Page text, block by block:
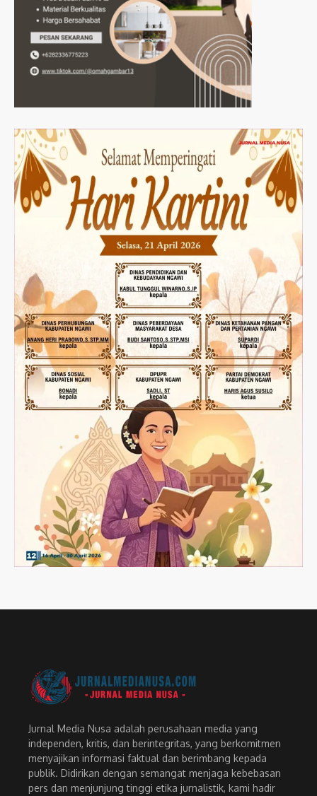
Jurnal Media Nusa adalah perusahaan media yang
independen, kritis, dan berintegritas, yang berkomitmen
menyajikan informasi faktual dan berimbang kepada
publik. Didirikan dengan semangat menjaga kebebasan
pers dan menjunjung tinggi etika jurnalistik, kami hadir